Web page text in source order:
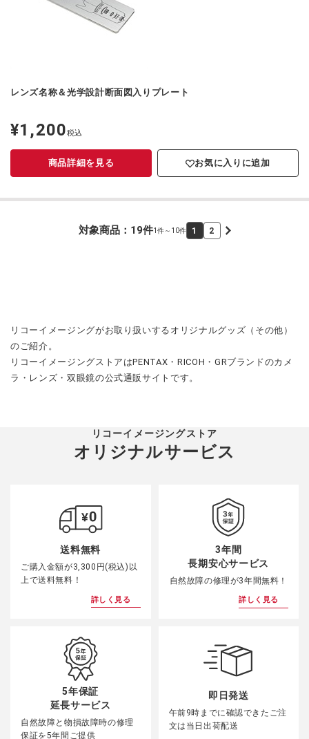
レンズ名称＆光学設計断面図入りプレート
定
価
¥1,200税込
商品詳細を見る お気に入りに追加
対象商品： 19件1件～10件 1 2
リコーイメージングがお取り扱いするオリジナルグッズ（その他）
のご紹介。
リコーイメージングストアはPENTAX・RICOH・GRブランドのカメ
ラ・レンズ・双眼鏡の公式通販サイトです。
リコーイメージングストア
オリジナルサービス
送料無料
ご購入金額が3,300円(税込)以
上で送料無料！
詳しく見る
3年間
長期安心サービス
自然故障の修理が3年間無料！
詳しく見る
5年保証
延長サービス
自然故障と物損故障時の修理
保証を5年間ご提供
即日発送
午前9時までに確認できたご注
文は当日出荷配送